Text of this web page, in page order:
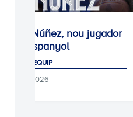
Núñez, nou jugador